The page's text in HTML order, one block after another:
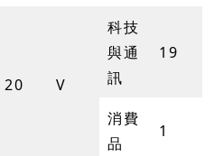
20 V
科技
與通
訊
19
消費
品
1